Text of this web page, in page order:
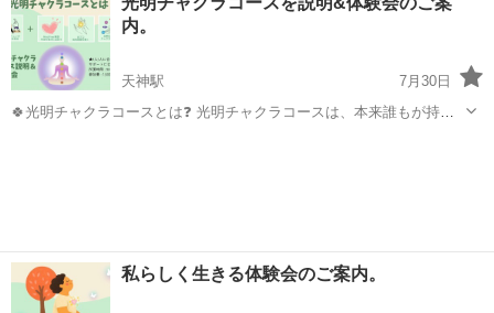
心がふっとゆるむ、そんな感覚を体験してみませんか？ 体験
日:8/12（水）18:50〜21:0...
内。
天神駅
7月30日
🍀光明チャクラコースとは❓️ 光明チャクラコースは、本来誰もが持っ
私らしく生きる体験会のご案内。